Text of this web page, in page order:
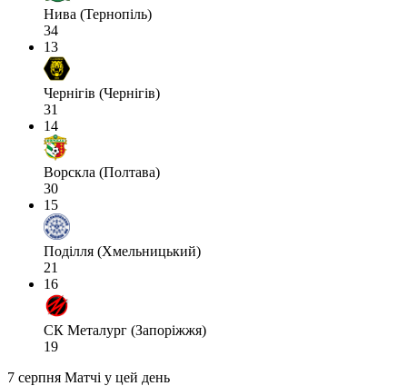
Нива (Тернопіль)
34
13
Чернігів (Чернігів)
31
14
Ворскла (Полтава)
30
15
Поділля (Хмельницький)
21
16
СК Металург (Запоріжжя)
19
7 серпня Матчі у цей день